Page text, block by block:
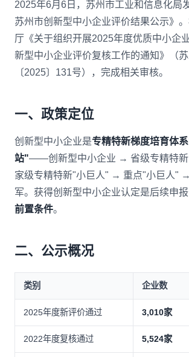
2025年6月6日，苏州市工业和信息化局
苏州市创新型中小企业评价结果公示》
厅《关于组织开展2025年度优质中小企
新型中小企业评价复核工作的通知》（
〔2025〕131号），完成相关审核。
一、政策定位
创新型中小企业是专精特新梯度培育体
站"——创新型中小企业 → 省级专精特
家级专精特新"小巨人" → 重点"小巨人"
军。获得创新型中小企业认定是后续申
前置条件。
二、公示概况
类别 企业数
2025年度新评价通过 3,010家
2022年度复核通过 5,524家